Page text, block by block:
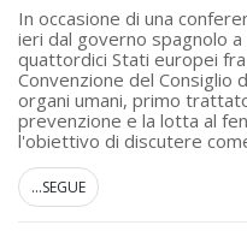
In occasione di una
ieri dal governo spagnolo
quattordici Stati europei
Convenzione del Consiglio
organi umani, primo
prevenzione e la lotta al
l'obiettivo di discutere
...SEGUE